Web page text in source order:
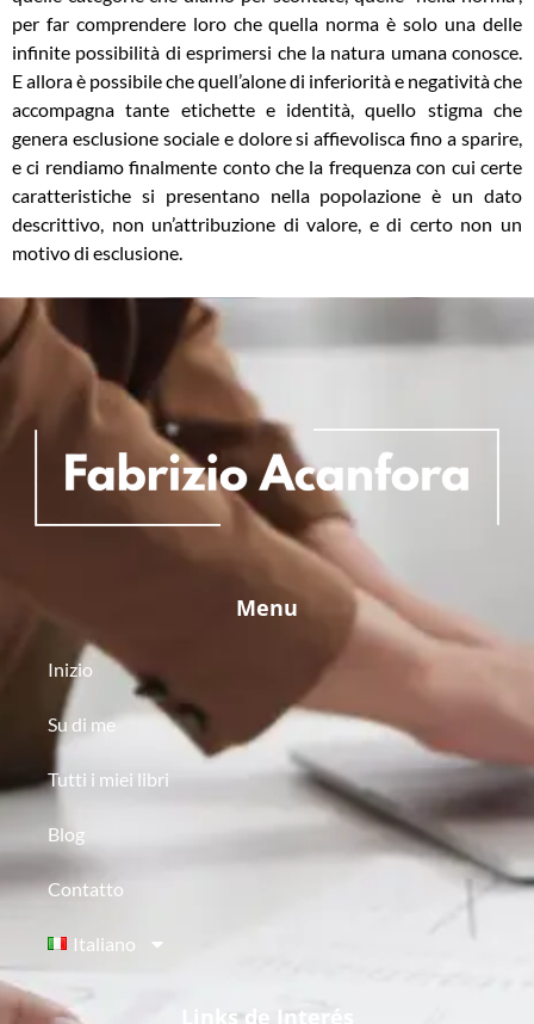
per far comprendere loro che quella norma è solo una delle
infinite possibilità di esprimersi che la natura umana conosce.
E allora è possibile che quell’alone di inferiorità e negatività che
accompagna tante etichette e identità, quello stigma che
genera esclusione sociale e dolore si affievolisca fino a sparire,
e ci rendiamo finalmente conto che la frequenza con cui certe
caratteristiche si presentano nella popolazione è un dato
descrittivo, non un’attribuzione di valore, e di certo non un
motivo di esclusione.
Menu
Inizio
Su di me
Tutti i miei libri
Blog
Contatto
Italiano
Links de Interés